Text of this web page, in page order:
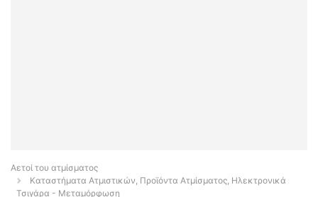
Αετοί του ατμίσματος
Καταστήματα Ατμιστικών, Προϊόντα Ατμίσματος, Ηλεκτρονικά
Τσιγάρα - Μεταμόρφωση